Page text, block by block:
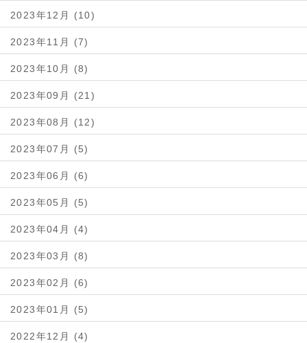
2023年12月 (10)
2023年11月 (7)
2023年10月 (8)
2023年09月 (21)
2023年08月 (12)
2023年07月 (5)
2023年06月 (6)
2023年05月 (5)
2023年04月 (4)
2023年03月 (8)
2023年02月 (6)
2023年01月 (5)
2022年12月 (4)